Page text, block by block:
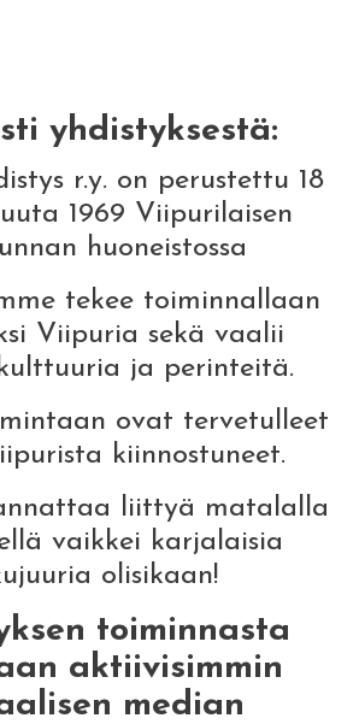
yhdistyksestä:
r.y. on perustettu 18
1969 Viipurilaisen
huoneistossa
tekee toiminnallaan
Viipuria sekä vaalii
ja perinteitä.
ovat tervetulleet
kiinnostuneet.
liittyä matalalla
vaikkei karjalaisia
olisikaan!
toiminnasta
aktiivisimmin
median